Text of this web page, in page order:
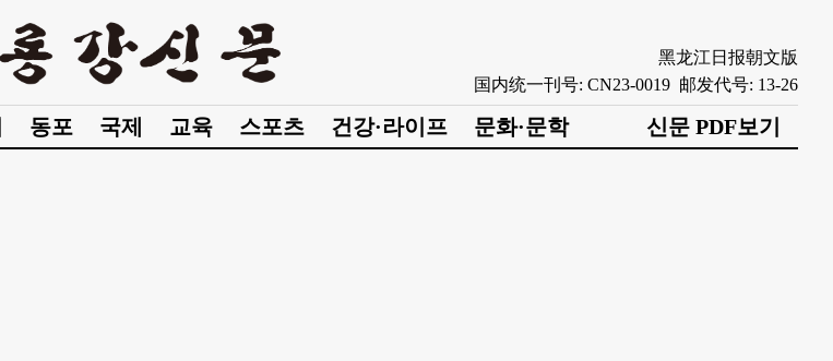
黑龙江日报朝文版
国内统一刊号: CN23-0019 邮发代号: 13-26
동포 국제 교육 스포츠 건강·라이프 문화·문학 신문 PDF보기